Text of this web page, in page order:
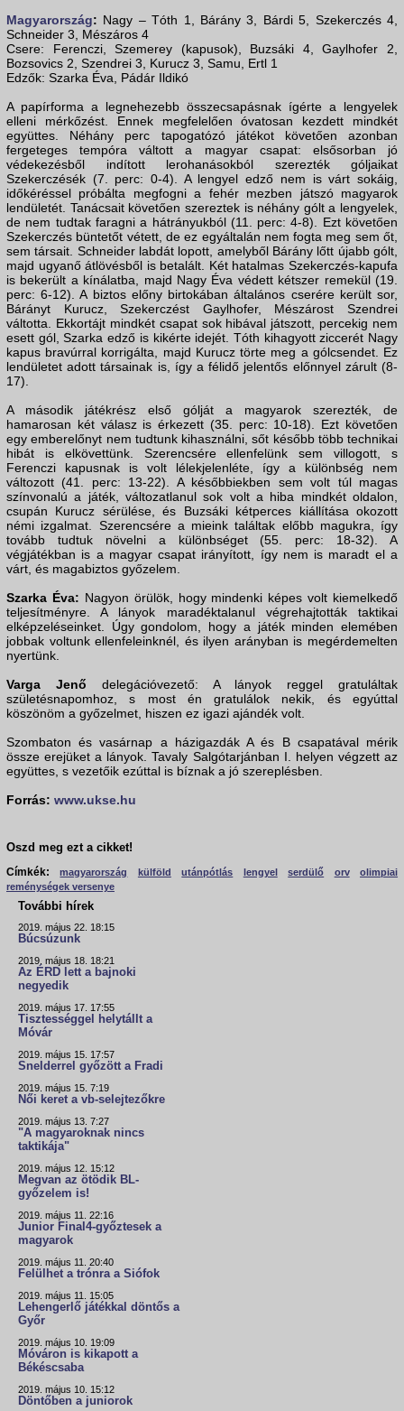
Magyarország: Nagy – Tóth 1, Bárány 3, Bárdi 5, Szekerczés 4,
Schneider 3, Mészáros 4
Csere: Ferenczi, Szemerey (kapusok), Buzsáki 4, Gaylhofer 2,
Bozsovics 2, Szendrei 3, Kurucz 3, Samu, Ertl 1
Edzők: Szarka Éva, Pádár Ildikó
A papírforma a legnehezebb összecsapásnak ígérte a lengyelek
elleni mérkőzést. Ennek megfelelően óvatosan kezdett mindkét
együttes. Néhány perc tapogatózó játékot követően azonban
fergeteges tempóra váltott a magyar csapat: elsősorban jó
védekezésből indított lerohanásokból szerezték góljaikat
Szekerczésék (7. perc: 0-4). A lengyel edző nem is várt sokáig,
időkéréssel próbálta megfogni a fehér mezben játszó magyarok
lendületét. Tanácsait követően szereztek is néhány gólt a lengyelek,
de nem tudtak faragni a hátrányukból (11. perc: 4-8). Ezt követően
Szekerczés büntetőt vétett, de ez egyáltalán nem fogta meg sem őt,
sem társait. Schneider labdát lopott, amelyből Bárány lőtt újabb gólt,
majd ugyanő átlövésből is betalált. Két hatalmas Szekerczés-kapufa
is bekerült a kínálatba, majd Nagy Éva védett kétszer remekül (19.
perc: 6-12). A biztos előny birtokában általános cserére került sor,
Bárányt Kurucz, Szekerczést Gaylhofer, Mészárost Szendrei
váltotta. Ekkortájt mindkét csapat sok hibával játszott, percekig nem
esett gól, Szarka edző is kikérte idejét. Tóth kihagyott ziccerét Nagy
kapus bravúrral korrigálta, majd Kurucz törte meg a gólcsendet. Ez
lendületet adott társainak is, így a félidő jelentős előnnyel zárult (8-
17).
A második játékrész első gólját a magyarok szerezték, de
hamarosan két válasz is érkezett (35. perc: 10-18). Ezt követően
egy emberelőnyt nem tudtunk kihasználni, sőt később több technikai
hibát is elkövettünk. Szerencsére ellenfelünk sem villogott, s
Ferenczi kapusnak is volt lélekjelenléte, így a különbség nem
változott (41. perc: 13-22). A későbbiekben sem volt túl magas
színvonalú a játék, változatlanul sok volt a hiba mindkét oldalon,
csupán Kurucz sérülése, és Buzsáki kétperces kiállítása okozott
némi izgalmat. Szerencsére a mieink találtak előbb magukra, így
tovább tudtuk növelni a különbséget (55. perc: 18-32). A
végjátékban is a magyar csapat irányított, így nem is maradt el a
várt, és magabiztos győzelem.
Szarka Éva: Nagyon örülök, hogy mindenki képes volt kiemelkedő
teljesítményre. A lányok maradéktalanul végrehajtották taktikai
elképzeléseinket. Úgy gondolom, hogy a játék minden elemében
jobbak voltunk ellenfeleinknél, és ilyen arányban is megérdemelten
nyertünk.
Varga Jenő delegációvezető: A lányok reggel gratuláltak
születésnapomhoz, s most én gratulálok nekik, és egyúttal
köszönöm a győzelmet, hiszen ez igazi ajándék volt.
Szombaton és vasárnap a házigazdák A és B csapatával mérik
össze erejüket a lányok. Tavaly Salgótarjánban I. helyen végzett az
együttes, s vezetőik ezúttal is bíznak a jó szereplésben.
Forrás: www.ukse.hu
Oszd meg ezt a cikket!
Címkék:
magyarország külföld utánpótlás lengyel serdülő orv
olimpiai
reménységek versenye
További hírek
2019. május 22. 18:15
Búcsúzunk
2019. május 18. 18:21
Az ÉRD lett a bajnoki
negyedik
2019. május 17. 17:55
Tisztességgel helytállt a
Móvár
2019. május 15. 17:57
Snelderrel győzött a Fradi
2019. május 15. 7:19
Női keret a vb-selejtezőkre
2019. május 13. 7:27
"A magyaroknak nincs
taktikája"
2019. május 12. 15:12
Megvan az ötödik BL-
győzelem is!
2019. május 11. 22:16
Junior Final4-győztesek a
magyarok
2019. május 11. 20:40
Felülhet a trónra a Siófok
2019. május 11. 15:05
Lehengerlő játékkal döntős a
Győr
2019. május 10. 19:09
Móváron is kikapott a
Békéscsaba
2019. május 10. 15:12
Döntőben a juniorok